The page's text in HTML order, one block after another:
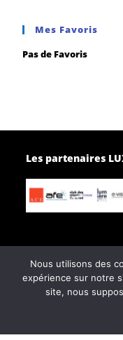
Mes Favoris
Pas de Favoris
Les partenaires
Page d’accueil
Politique de
Conditions
Nous utilisons des
expérience sur notre
site, nous